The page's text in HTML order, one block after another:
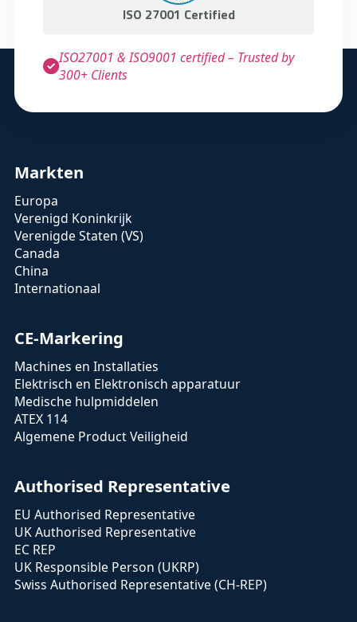
ISO 27001 Certified
ISO27001 & ISO9001 certified – Trusted by
300+ Clients
Markten
Europa
Verenigd Koninkrijk
Verenigde Staten (VS)
Canada
China
Internationaal
CE-Markering
Machines en Installaties
Elektrisch en Elektronisch apparatuur
Medische hulpmiddelen
ATEX 114
Algemene Product Veiligheid
Authorised Representative
EU Authorised Representative
UK Authorised Representative
EC REP
UK Responsible Person (UKRP)
Swiss Authorised Representative (CH-REP)